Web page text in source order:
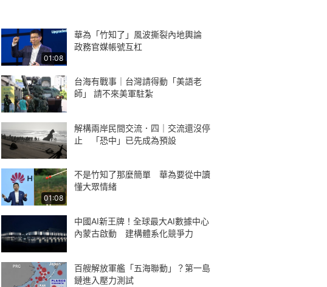
01:08
華為「竹知了」風波撕裂內地輿論
政務官媒帳號互杠
台海有戰事｜台灣請得動「美語老
師」 請不來美軍駐紮
解構兩岸民間交流．四｜交流還沒停
止 「恐中」已先成為預設
01:08
不是竹知了那麼簡單 華為要從中讀
懂大眾情緒
中國AI新王牌！全球最大AI數據中心
內蒙古啟動 建構體系化競爭力
百艘解放軍艦「五海聯動」？第一島
鏈進入壓力測試